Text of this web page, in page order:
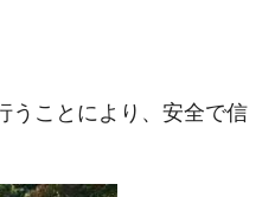
うことにより、安全で信